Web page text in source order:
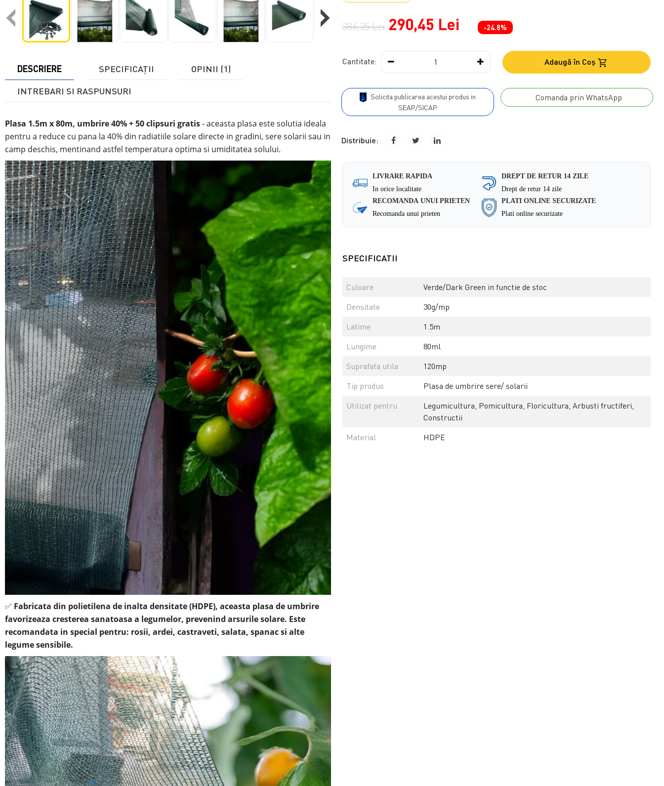
‹ ›
DESCRIERE SPECIFICAŢII OPINII (1)
INTREBARI SI RASPUNSURI
Plasa 1.5m x 80m, umbrire 40% + 50 clipsuri gratis- aceasta plasa este solutia ideala
pentru a reduce cu pana la 40% din radiatiile solare directe in gradini, sere solarii sau in
camp deschis, mentinand astfel temperatura optima si umiditatea solului.
✅ Fabricata din polietilena de inalta densitate (HDPE), aceasta plasa de umbrire
favorizeaza cresterea sanatoasa a legumelor, prevenind arsurile solare. Este
recomandata in special pentru: rosii, ardei, castraveti, salata, spanac si alte
legume sensibile.
386,25 Lei 290,45 Lei -24.8%
Cantitate: Adaugă în Coş
SEAP/SICAP
Comanda prin WhatsApp
Distribuie:
LIVRARE RAPIDA
In orice localitate
DREPT DE RETUR 14 ZILE
Drept de retur 14 zile
RECOMANDA UNUI PRIETEN
Recomanda unui prieten
PLATI ONLINE SECURIZATE
Plati online securizate
SPECIFICATII
Culoare
Verde/Dark Green in functie de stoc
Densitate
30g/mp
Latime
1.5m
Lungime
80ml
Suprafata utila
120mp
Tip produs
Plasa de umbrire sere/ solarii
Utilizat pentru
Legumicultura, Pomicultura, Floricultura, Arbusti fructiferi,
Constructii
Material
HDPE